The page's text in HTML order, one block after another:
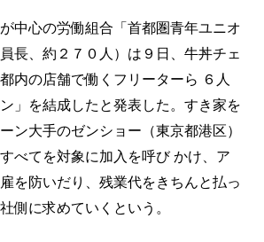
中心の労働組合「首都圏青年ユニオ
長、約２７０人）は９日、牛丼チェ
内の店舗で働くフリーターら ６人
」を結成したと発表した。すき家を
ン大手のゼンショー（東京都港区）
べてを対象に加入を呼び かけ、ア
を防いだり、残業代をきちんと払っ
側に求めていくという。